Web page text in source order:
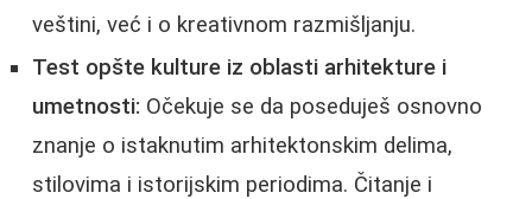
veštini, već i o kreativnom razmišljanju.
Test opšte kulture iz oblasti arhitekture i
umetnosti: Očekuje se da poseduješ osnovno
znanje o istaknutim arhitektonskim delima,
stilovima i istorijskim periodima. Čitanje i